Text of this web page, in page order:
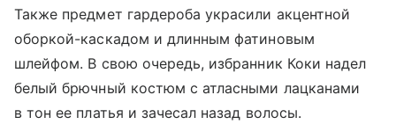
Также предмет гардероба украсили акцентной
оборкой-каскадом и длинным фатиновым
шлейфом. В свою очередь, избранник Коки надел
белый брючный костюм с атласными лацканами
в тон ее платья и зачесал назад волосы.